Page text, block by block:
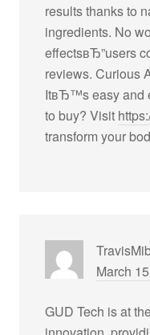
results thanks to
ingredients. No
effectsвЂ”users
reviews. Curious
ItвЂ™s easy and
to buy? Visit
transform your
March
GUD Tech is at